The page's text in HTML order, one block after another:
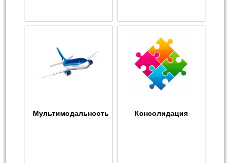
Мультимодальность Консолидация